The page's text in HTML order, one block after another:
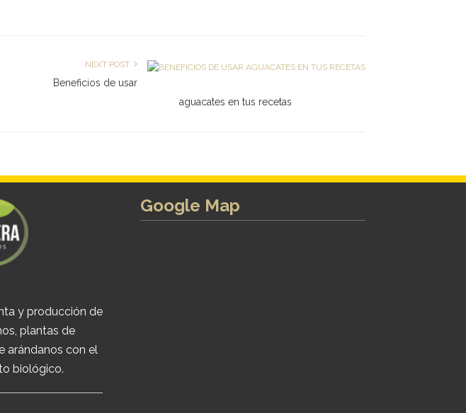
NEXT POST
Beneficios de usar
aguacates en tus recetas
y producción de
plantas de
arándanos con el
biológico.
Google Map